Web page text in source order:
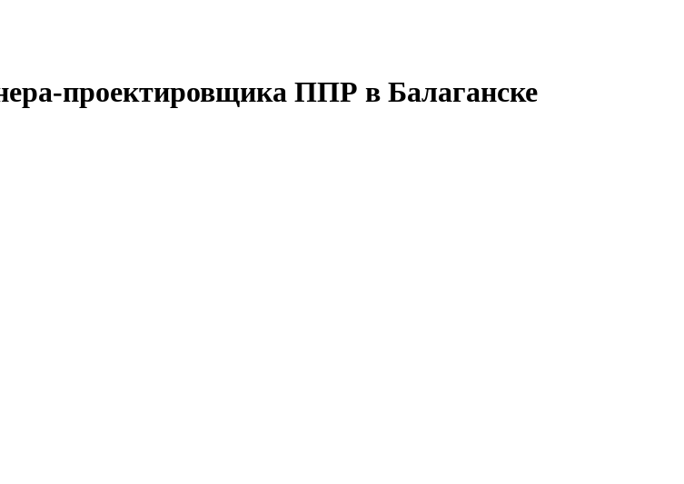
проектировщика ППР в Балаганске